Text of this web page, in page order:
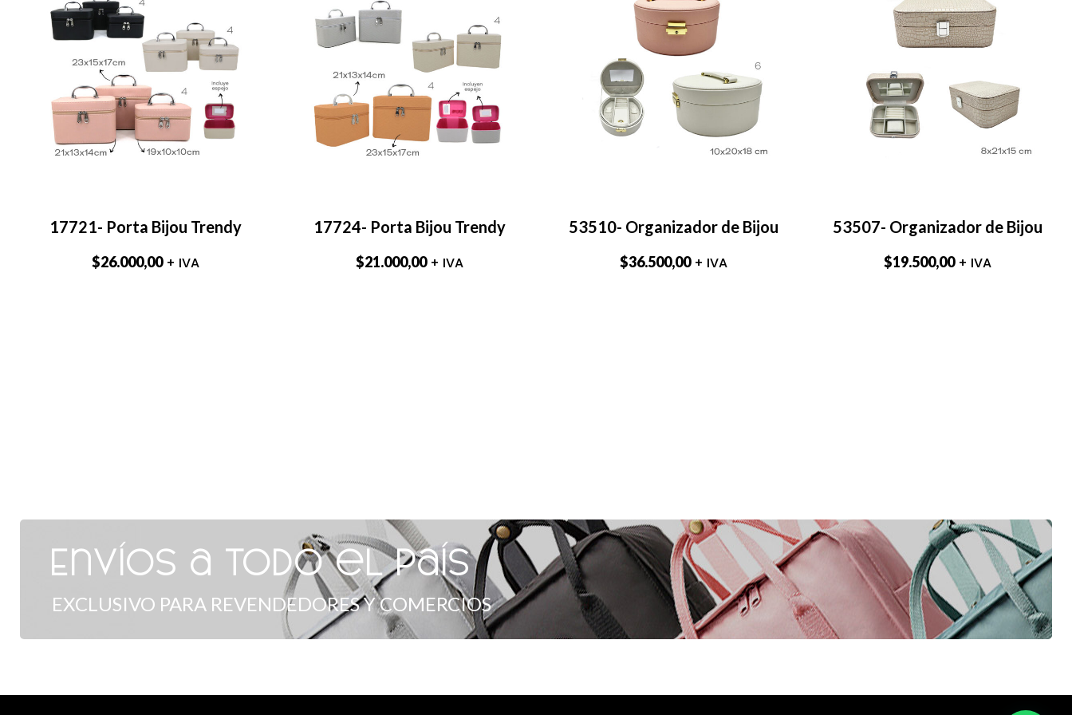
17721- Porta Bijou Trendy
$26.000,00 + IVA
17724- Porta Bijou Trendy
$21.000,00 + IVA
53510- Organizador de Bijou
$36.500,00 + IVA
53507- Organizador de Bijou
$19.500,00 + IVA
Envíos a todo el país
EXCLUSIVO PARA REVENDEDORES Y COMERCIOS